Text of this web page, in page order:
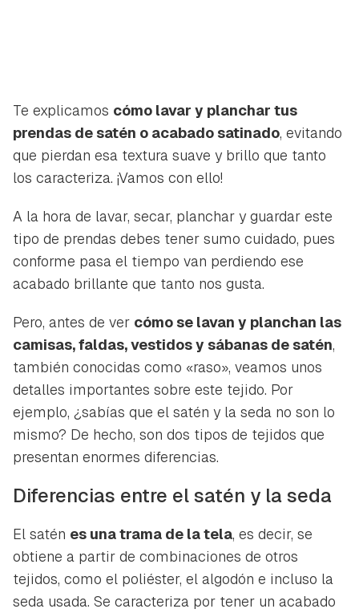
Te explicamos cómo lavar y planchar tus
prendas de satén o acabado satinado, evitando
que pierdan esa textura suave y brillo que tanto
los caracteriza. ¡Vamos con ello!
A la hora de lavar, secar, planchar y guardar este
tipo de prendas debes tener sumo cuidado, pues
conforme pasa el tiempo van perdiendo ese
acabado brillante que tanto nos gusta.
Pero, antes de ver cómo se lavan y planchan las
camisas, faldas, vestidos y sábanas de satén,
también conocidas como «raso», veamos unos
detalles importantes sobre este tejido. Por
ejemplo, ¿sabías que el satén y la seda no son lo
mismo? De hecho, son dos tipos de tejidos que
presentan enormes diferencias.
Diferencias entre el satén y la seda
El satén es una trama de la tela, es decir, se
obtiene a partir de combinaciones de otros
tejidos, como el poliéster, el algodón e incluso la
seda usada. Se caracteriza por tener un acabado